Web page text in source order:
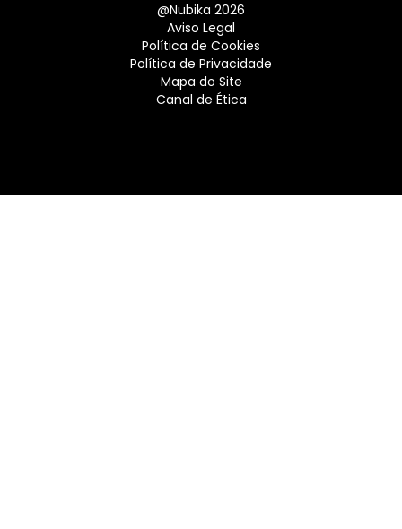
@Nubika 2026
Aviso Legal
Política de Cookies
Política de Privacidade
Mapa do Site
Canal de Ética